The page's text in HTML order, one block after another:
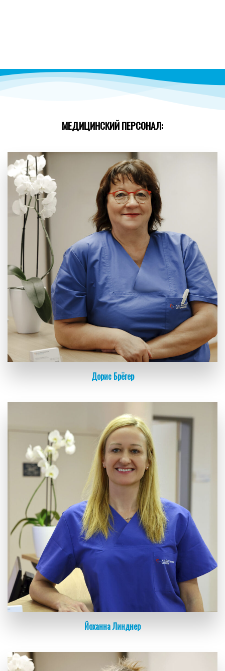
МЕДИЦИНСКИЙ ПЕРСОНАЛ:
Дорис Брёгер
Йоханна Линднер